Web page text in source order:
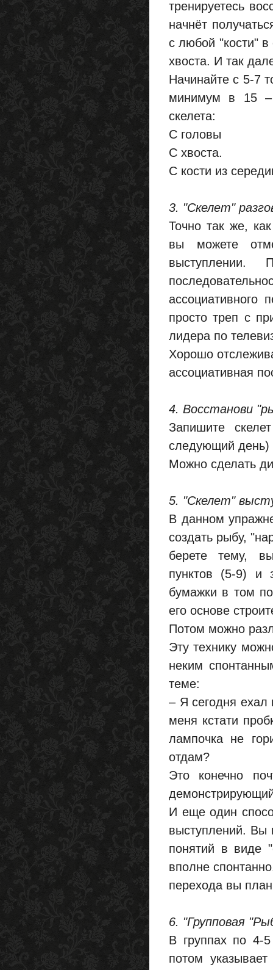
тренируетесь
начнёт
с любой "кости" в
хвоста. И так
Начинайте с 5-7
минимум в 15 –
скелета:
С головы
С хвоста.
С кости из
3. "Скелет"
Точно так же,
вы можете
ассоциативного
просто треп с
лидера по
Хорошо
ассоциативная
4. Восстанови
Запишите
следующий день)
Можно сделать
5. "Скелет"
В данном
создать рыбу,
берете тему,
пунктов (5-9) и
бумажки в том
его основе
Потом можно
Эту технику
неким
теме:
– Я сегодня ехал
меня кстати
лампочка не
отдам?
Это конечно
И еще один
выступлений. Вы
понятий в виде
вполне
перехода вы
6. "Групповая
В группах по 4-
потом